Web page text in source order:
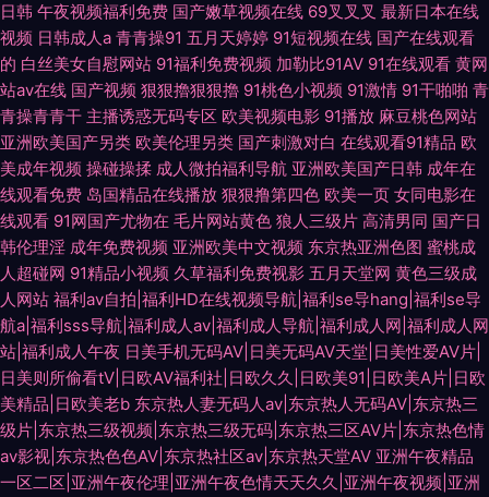
日韩 午夜视频福利免费 国产嫩草视频在线 69叉叉叉 最新日本在线
视频 日韩成人a 青青操91 五月天婷婷 91短视频在线 国产在线观看
的 白丝美女自慰网站 91福利免费视频 加勒比91AV 91在线观看 黄网
站av在线 国产视频 狠狠擼狠狠擼 91桃色小视频 91激情 91干啪啪 青
青操青青干 主播诱惑无码专区 欧美视频电影 91播放 麻豆桃色网站
亚洲欧美国产另类 欧美伦理另类 国产刺激对白 在线观看91精品 欧
美成年视频 操碰操揉 成人微拍福利导航 亚洲欧美国产日韩 成年在
线观看免费 岛国精品在线播放 狠狠撸第四色 欧美一页 女同电影在
线观看 91网国产尤物在 毛片网站黄色 狼人三级片 高清男同 国产日
韩伦理淫 成年免费视频 亚洲欧美中文视频 东京热亚洲色图 蜜桃成
人超碰网 91精品小视频 久草福利免费视影 五月天堂网 黄色三级成
人网站 福利av自拍|福利HD在线视频导航|福利se导hang|福利se导
航a|福利sss导航|福利成人av|福利成人导航|福利成人网|福利成人网
站|福利成人午夜 日美手机无码AV|日美无码AV天堂|日美性爱AV片|
日美则所偷看tV|日欧AV福利社|日欧久久|日欧美91|日欧美A片|日欧
美精品|日欧美老b 东京热人妻无码人av|东京热人无码AV|东京热三
级片|东京热三级视频|东京热三级无码|东京热三区AV片|东京热色情
av影视|东京热色色AV|东京热社区av|东京热天堂AV 亚洲午夜精品
一区二区|亚洲午夜伦理|亚洲午夜色情天天久久|亚洲午夜视频|亚洲